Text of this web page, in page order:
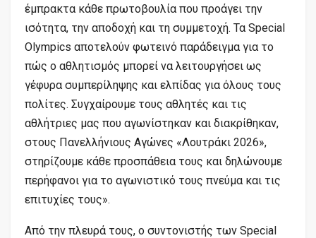
έμπρακτα κάθε πρωτοβουλία που προάγει την
ισότητα, την αποδοχή και τη συμμετοχή. Τα Special
Olympics αποτελούν φωτεινό παράδειγμα για το
πώς ο αθλητισμός μπορεί να λειτουργήσει ως
γέφυρα συμπερίληψης και ελπίδας για όλους τους
πολίτες. Συγχαίρουμε τους αθλητές και τις
αθλήτριες μας που αγωνίστηκαν και διακρίθηκαν,
στους Πανελλήνιους Αγώνες «Λουτράκι 2026»,
στηρίζουμε κάθε προσπάθεια τους και δηλώνουμε
περήφανοι για το αγωνιστικό τους πνεύμα και τις
επιτυχίες τους».
Από την πλευρά τους, ο συντονιστής των Special